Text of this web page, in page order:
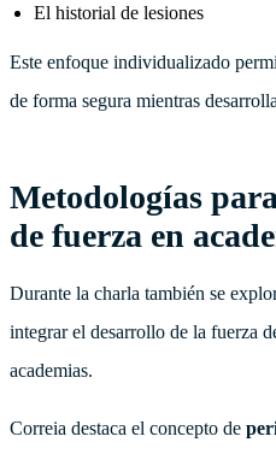
El historial de lesiones
Este enfoque individualizado
de forma segura mientras
Metodologías
de fuerza en
Durante la charla también se
integrar el desarrollo de la fuerza
academias.
Correia destaca el concepto de